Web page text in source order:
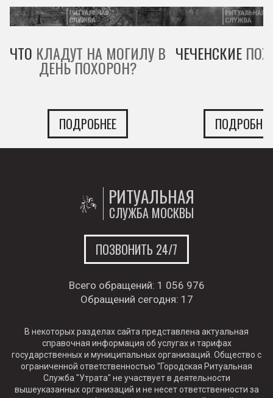
ЧТО КЛАДУТ НА МОГИЛУ В
ДЕНЬ ПОХОРОН?
ПОДРОБНЕЕ
ЧЕЧЕНСКИЕ
ПОДРОБНЕЕ
РИТУАЛЬНАЯ
СЛУЖБА МОСКВЫ
ПОЗВОНИТЬ 24/7
Всего обращений: 1 056 976
Обращений сегодня: 17
В некоторых разделах сайта представлена актуальная
справочная информация об услугах и тарифах
государственных и муниципальных организаций. Общество с
ограниченной ответственностью "Городская Ритуальная
Служба "Утрата" не участвует в деятельности
вышеуказанных организаций и не несет ответственности за